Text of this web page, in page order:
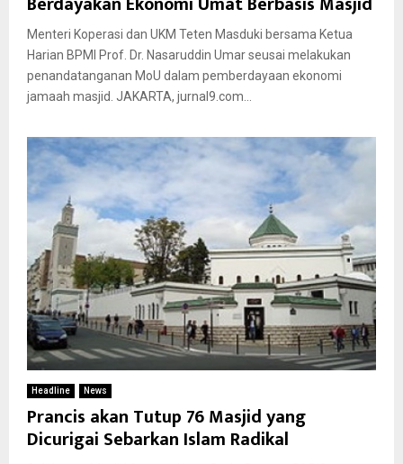
Menteri Koperasi dan UKM Teten Masduki bersama Ketua
Harian BPMI Prof. Dr. Nasaruddin Umar seusai melakukan
penandatanganan MoU dalam pemberdayaan ekonomi
jamaah masjid. JAKARTA, jurnal9.com...
Headline News
Prancis akan Tutup 76 Masjid yang
Dicurigai Sebarkan Islam Radikal